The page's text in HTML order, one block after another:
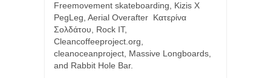
Freemovement skateboarding, Kizis X
PegLeg, Aerial Overafter Κατερίνα
Σολδάτου, Rock IT,
Cleancoffeeproject.org,
cleanoceanproject, Massive Longboards,
and Rabbit Hole Bar.